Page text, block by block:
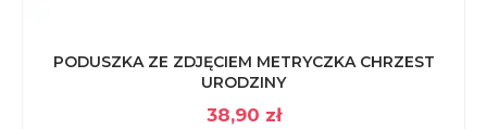
PODUSZKA ZE ZDJĘCIEM METRYCZKA CHRZEST
URODZINY
38,90 zł